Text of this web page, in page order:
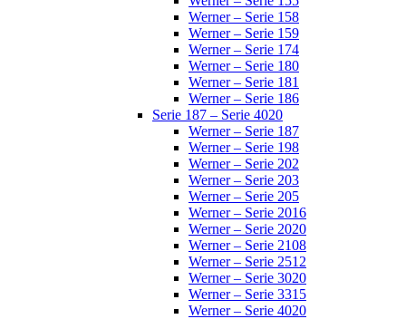
Werner – Serie 158
Werner – Serie 159
Werner – Serie 174
Werner – Serie 180
Werner – Serie 181
Werner – Serie 186
Serie 187 – Serie 4020
Werner – Serie 187
Werner – Serie 198
Werner – Serie 202
Werner – Serie 203
Werner – Serie 205
Werner – Serie 2016
Werner – Serie 2020
Werner – Serie 2108
Werner – Serie 2512
Werner – Serie 3020
Werner – Serie 3315
Werner – Serie 4020